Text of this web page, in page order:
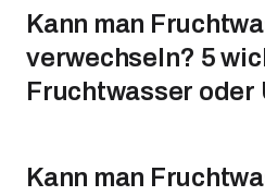
Kann man
verwechseln? 5
Fruchtwasser oder
Kann man